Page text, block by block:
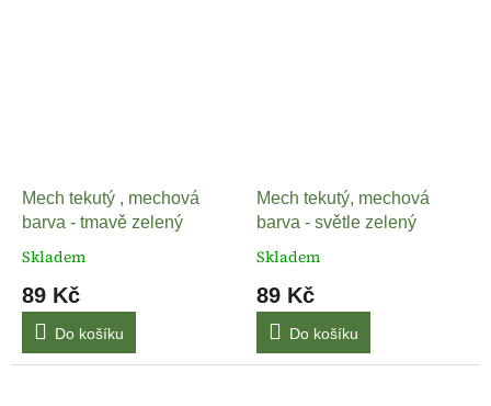
Mech tekutý , mechová
barva - tmavě zelený
Skladem
89 Kč
Do košíku
Mech tekutý, mechová
barva - světle zelený
Skladem
89 Kč
Do košíku